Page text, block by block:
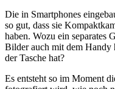
Die in Smartphones
so gut, dass sie
haben. Wozu ein separates
Bilder auch mit dem Handy
der Tasche hat?
Es entsteht so im Moment